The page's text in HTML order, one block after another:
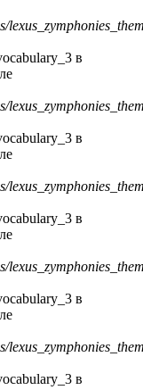
в
в
в
в
в